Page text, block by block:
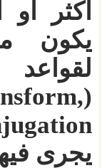
اكثر
يكون
(
يجرى